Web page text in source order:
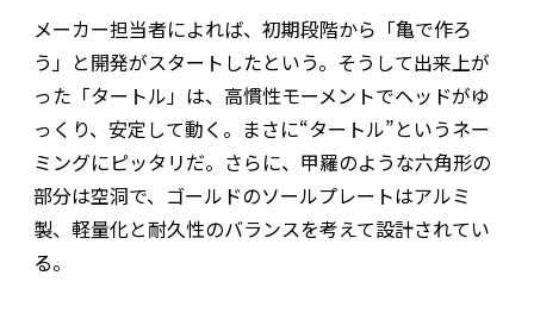
メーカー担当者によれば、初期段階から「亀で作ろ
う」と開発がスタートしたという。そうして出来上が
った「タートル」は、高慣性モーメントでヘッドがゆ
っくり、安定して動く。まさに“タートル”というネー
ミングにピッタリだ。さらに、甲羅のような六角形の
部分は空洞で、ゴールドのソールプレートはアルミ
製、軽量化と耐久性のバランスを考えて設計されてい
る。